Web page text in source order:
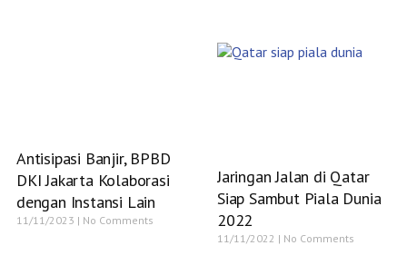
Antisipasi Banjir, BPBD
DKI Jakarta Kolaborasi
dengan Instansi Lain
11/11/2023 No Comments
Jaringan Jalan di Qatar
Siap Sambut Piala Dunia
2022
11/11/2022 No Comments